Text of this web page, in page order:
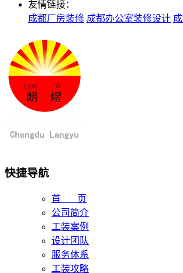
友情链接：
成都厂房装修 成都办公室装修设计
快捷导航
首 页
公司简介
工装案例
设计团队
服务体系
工装攻略